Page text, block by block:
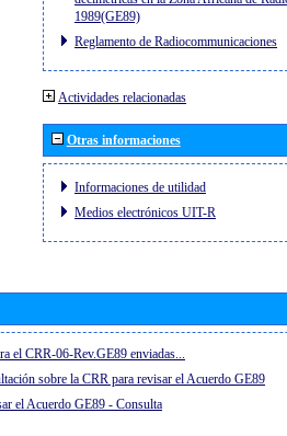
1989(GE89)
Reglamento de Radiocommunicaciones
Actividades relacionadas
Otras informaciones
Informaciones de utilidad
Medios electrónicos UIT-R
el CRR-06-Rev.GE89 enviadas...
sobre la CRR para revisar el Acuerdo GE89
el Acuerdo GE89 - Consulta